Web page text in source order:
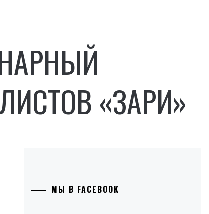
«ЗАРИ»
МЫ В FACEBOOK